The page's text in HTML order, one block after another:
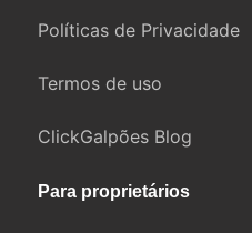
Políticas de Privacidade
Termos de uso
ClickGalpões Blog
Para proprietários